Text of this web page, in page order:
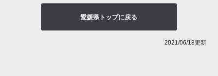
愛媛県トップに戻る
2021/06/18更新